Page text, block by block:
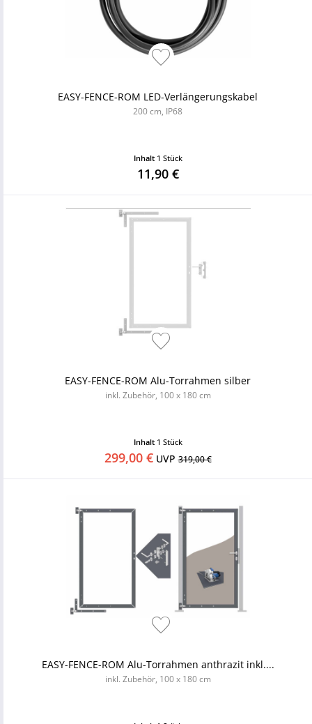
EASY-FENCE-ROM LED-Verlängerungskabel
200 cm, IP68
Inhalt 1 Stück
11,90 €
EASY-FENCE-ROM Alu-Torrahmen silber
inkl. Zubehör, 100 x 180 cm
Inhalt 1 Stück
299,00 €UVP319,00 €
EASY-FENCE-ROM Alu-Torrahmen anthrazit inkl....
inkl. Zubehör, 100 x 180 cm